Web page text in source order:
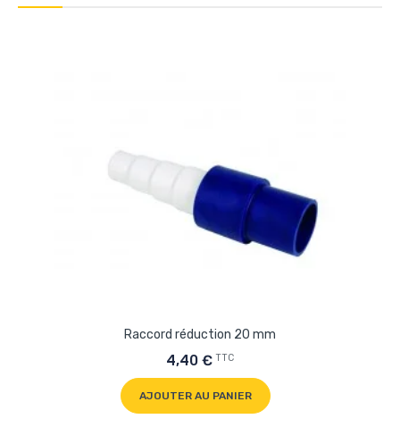
Raccord réduction 20 mm
4,40 € TTC
AJOUTER AU PANIER